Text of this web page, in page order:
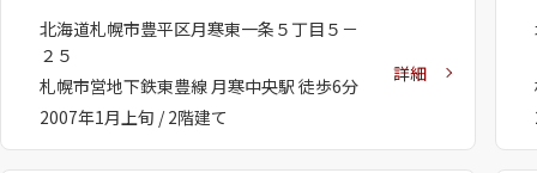
北海道札幌市豊平区月寒東一条５丁目５－
２５
札幌市営地下鉄東豊線 月寒中央駅 徒歩6分
2007年1月上旬 / 2階建て
詳細